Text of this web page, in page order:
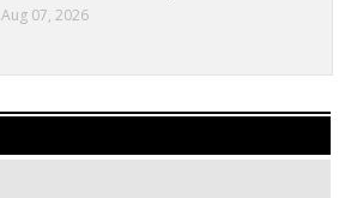
Aug 07, 2026